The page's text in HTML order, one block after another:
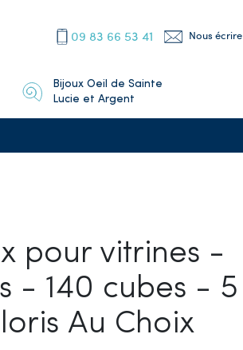
09 83 66 53 41 Nous écrire
Bijoux Oeil de Sainte
Lucie et Argent
pour vitrines -
- 140 cubes - 5
Au Choix